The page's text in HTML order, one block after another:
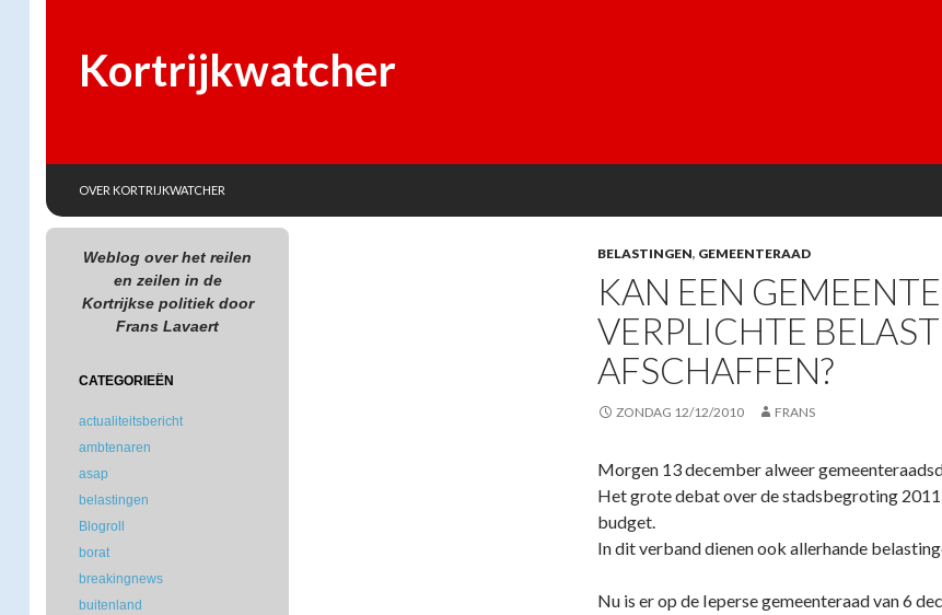
Kortrijkwatcher
OVER KORTRIJKWATCHER
BELASTINGEN, GEMEENTERAAD
KAN EEN
VERPLICHTE
AFSCHAFFEN?
ZONDAG 12/12/2010 FRANS
Morgen 13 december alweer
Het grote debat over de stadsbegroting
budget.
In dit verband dienen ook allerhande
Nu is er op de Ieperse gemeenteraad van 6
Weblog over het reilen
en zeilen in de
Kortrijkse politiek door
Frans Lavaert
CATEGORIEËN
actualiteitsbericht
ambtenaren
asap
belastingen
Blogroll
borat
breakingnews
buitenland